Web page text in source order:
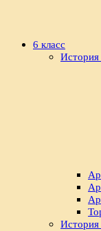
6 класс